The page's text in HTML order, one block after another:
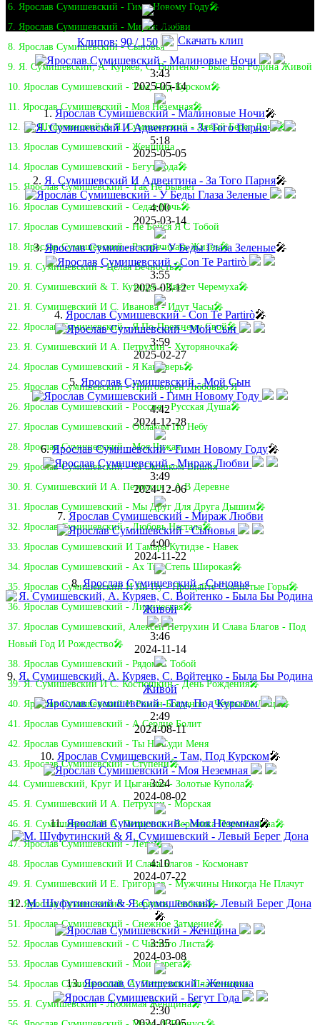
6. Ярослав Сумишевский - Гимн Новому Году🎤
7. Ярослав Сумишевский - Мираж Любви
8. Ярослав Сумишевский - Сыновья
9. Я. Сумишевский, А. Куряев, С. Войтенко - Была Бы Родина Живой
10. Ярослав Сумишевский - Там, Под Курском🎤
11. Ярослав Сумишевский - Моя Неземная🎤
12. М. Шуфутинский & Я. Сумишевский - Левый Берег Дона🎤
13. Ярослав Сумишевский - Женщина
14. Ярослав Сумишевский - Бегут Года🎤
15. Ярослав Сумишевский - Так Не Бывает
16. Ярослав Сумишевский - Седая Ночь🎤
17. Ярослав Сумишевский - Не Бойся Я С Тобой
18. Ярослав Сумишевский - Растрачивать Жизнь🎤
19. Я. Сумишевский - Целая Вечность🎤
20. Я. Сумишевский & Т. Кутидзе - Цветет Черемуха🎤
21. Я. Сумишевский И С. Иванова - Идут Часы🎤
22. Ярослав Сумишевский - Я По-Прежнему Свой🎤
23. Я. Сумишевский И А. Петрухин - Хуторяночка🎤
24. Ярослав Сумишевский - Я Как Зверь🎤
25. Ярослав Сумишевский - Приговорён Любовью Я
26. Ярослав Сумишевский - Россия - Русская Душа🎤
27. Ярослав Сумишевский - Облаком По Небу
28. Ярослав Сумишевский - Моя Чужая
29. Ярослав Сумишевский - За Окошком Вишня
30. Я. Сумишевский И А. Петрухин - А В Деревне
31. Ярослав Сумишевский - Мы Друг Для Друга Дышим🎤
32. Ярослав Сумишевский - Любовь Настала🎤
33. Ярослав Сумишевский И Тамара Кутидзе - Навек
34. Ярослав Сумишевский - Ах Ты, Степь Широкая🎤
35. Ярослав Сумишевский И Ян Пу - Прощайте Скалистые Горы🎤
36. Ярослав Сумишевский - Лирическая🎤
37. Ярослав Сумишевский, Алексей Петрухин И Слава Благов - Под
Новый Год И Рождество🎤
38. Ярослав Сумишевский - Рядом С Тобой
39. Я. Сумишевский И С. Костюшкин - День Рождения🎤
40. Ярослав Сумишевский И Роман Богданов - Черты Её Лица🎤
41. Ярослав Сумишевский - А Сердце Болит
42. Ярослав Сумишевский - Ты Не Суди Меня
43. Ярослав Сумишевский - Ступени🎤
44. Сумишевский, Круг И Цыганова - Золотые Купола🎤
45. Я. Сумишевский И А. Петрухин - Морская
46. Я. Сумишевский И А. Петрухин - Вероника Перепёлкина🎤
47. Ярослав Сумишевский - Лети🎤
48. Ярослав Сумишевский И Слава Благов - Космонавт
49. Я. Сумишевский И Е. Григорьев - Мужчины Никогда Не Плачут
50. Ярослав Сумишевский - Вернись, Любовь🎤
51. Ярослав Сумишевский - Снежное Затмение🎤
52. Ярослав Сумишевский - С Чистого Листа🎤
53. Ярослав Сумишевский - Мои Берега🎤
54. Ярослав Сумишевский, А. Петрухин - Пластиночка
55. Я. Сумишевский - Любимая Женщина🎤
Клипов: 90 / 150 Скачать клип
3:43
2025-05-14
1.Ярослав Сумишевский - Малиновые Ночи🎤
5:18
2025-05-05
2. Я. Сумишевский И Адвентина - За Того Парня🎤
4:00
2025-03-14
3.Ярослав Сумишевский - У Беды Глаза Зеленые🎤
3:55
2025-03-12
4. Ярослав Сумишевский - Con Te Partirò🎤
3:59
2025-02-27
5. Ярослав Сумишевский - Мой Сын
4:42
2024-12-28
6.Ярослав Сумишевский - Гимн Новому Году🎤
3:49
2024-12-06
7.Ярослав Сумишевский - Мираж Любви
4:00
2024-11-22
8.Ярослав Сумишевский - Сыновья
3:46
2024-11-14
9. Я. Сумишевский, А. Куряев, С. Войтенко - Была Бы Родина
Живой
2:49
2024-08-11
10. Ярослав Сумишевский - Там, Под Курском🎤
3:24
2024-08-02
11.Ярослав Сумишевский - Моя Неземная🎤
4:10
2024-07-22
12.М. Шуфутинский & Я. Сумишевский - Левый Берег Дона
🎤
3:35
2024-03-08
13.Ярослав Сумишевский - Женщина
2:30